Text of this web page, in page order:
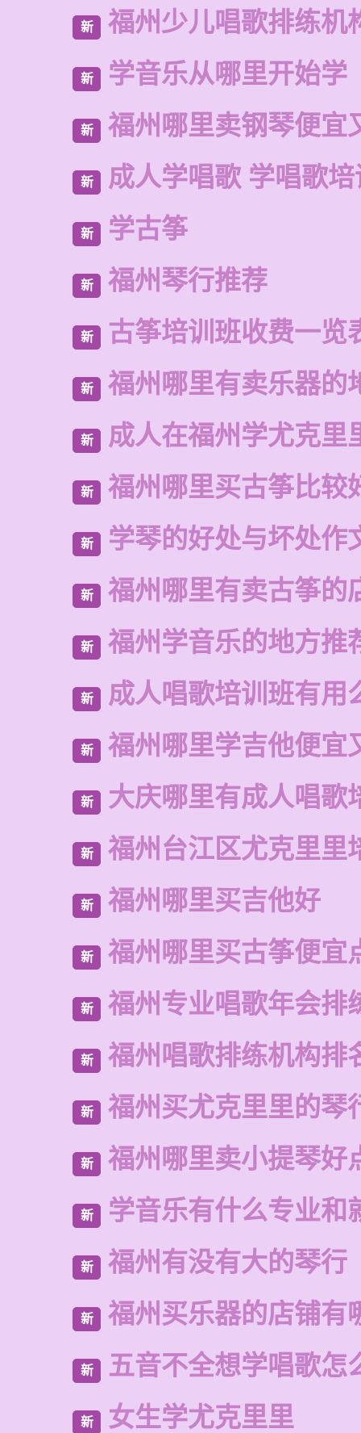
新 福州少儿唱歌排练机
新 学音乐从哪里开始学
新 福州哪里卖钢琴便宜
新 成人学唱歌 学唱歌
新 学古筝
新 福州琴行推荐
新 古筝培训班收费一览
新 福州哪里有卖乐器的
新 成人在福州学尤克里
新 福州哪里买古筝比较
新 学琴的好处与坏处作
新 福州哪里有卖古筝的
新 福州学音乐的地方推
新 成人唱歌培训班有用
新 福州哪里学吉他便宜
新 大庆哪里有成人唱歌
新 福州台江区尤克里里
新 福州哪里买吉他好
新 福州哪里买古筝便宜
新 福州专业唱歌年会排
新 福州唱歌排练机构排
新 福州买尤克里里的琴
新 福州哪里卖小提琴好
新 学音乐有什么专业和
新 福州有没有大的琴行
新 福州买乐器的店铺有
新 五音不全想学唱歌怎
新 女生学尤克里里